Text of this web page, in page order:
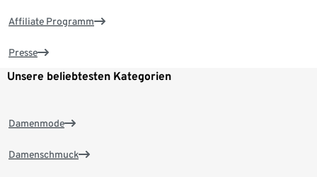
Affiliate Programm
Presse
Unsere beliebtesten Kategorien
Damenmode
Damenschmuck